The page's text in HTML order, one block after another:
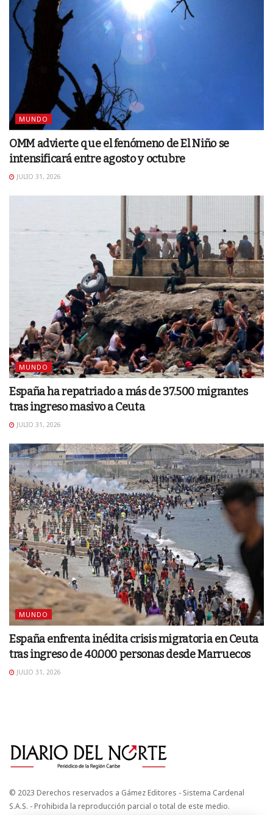
MUNDO
OMM advierte que el fenómeno de El Niño se
intensificará entre agosto y octubre
JULIO 31, 2026
MUNDO
España ha repatriado a más de 37.500 migrantes
tras ingreso masivo a Ceuta
JULIO 31, 2026
MUNDO
España enfrenta inédita crisis migratoria en Ceuta
tras ingreso de 40.000 personas desde Marruecos
JULIO 31, 2026
© 2023 Derechos reservados a Gámez Editores - Sistema Cardenal
S.A.S. - Prohibida la reproducción parcial o total de este medio.